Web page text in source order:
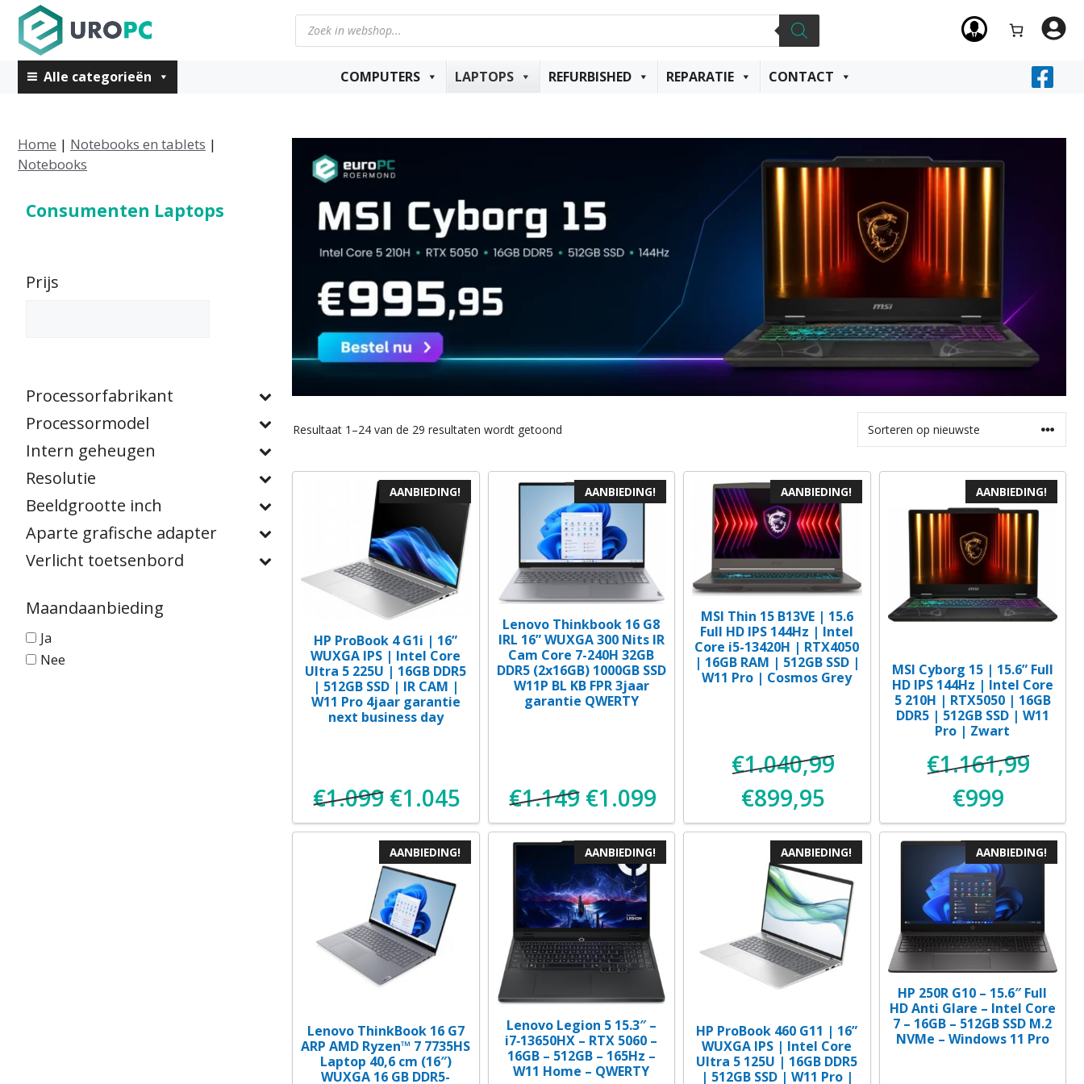
inhoud
Producten
zoeken
Alle categorieën COMPUTERS LAPTOPS REFURBISHED REPARATIE CONTACT
Resultaat 1–24 van de 29 resultaten wordt getoond
AANBIEDING!
HP ProBook 4 G1i | 16”
WUXGA IPS | Intel Core
Ultra 5 225U | 16GB DDR5
| 512GB SSD | IR CAM |
W11 Pro 4jaar garantie
next business day
€1.099 Oorspronkelijke
prijs
was:
€1.099.
€1.045 Huidige
prijs
is:
€1.045.
AANBIEDING!
Lenovo Thinkbook 16 G8
IRL 16” WUXGA 300 Nits IR
Cam Core 7-240H 32GB
DDR5 (2x16GB) 1000GB SSD
W11P BL KB FPR 3jaar
garantie QWERTY
€1.149 Oorspronkelijke
prijs
was:
€1.149.
€1.099Huidige
prijs
is:
AANBIEDING!
MSI Thin 15 B13VE | 15.6
Full HD IPS 144Hz | Intel
Core i5-13420H | RTX4050
| 16GB RAM | 512GB SSD |
W11 Pro | Cosmos Grey
€1.040,99
Oorspronkelijke
prijs
was:
€1.040,99.
€899,95Huidige
prijs
is:
€899,95.
AANBIEDING!
MSI Cyborg 15 | 15.6” Full
HD IPS 144Hz | Intel Core
5 210H | RTX5050 | 16GB
DDR5 | 512GB SSD | W11
Pro | Zwart
€1.161,99
prijs
was:
€1.161,99.
€999
prijs
is:
€999.
AANBIEDING!
Lenovo ThinkBook 16 G7
ARP AMD Ryzen™ 7 7735HS
Laptop 40,6 cm (16″)
WUXGA 16 GB DDR5-
AANBIEDING!
Lenovo Legion 5 15.3″ –
i7‑13650HX – RTX 5060 –
16GB – 512GB – 165Hz –
W11 Home – QWERTY
AANBIEDING!
HP ProBook 460 G11 | 16”
WUXGA IPS | Intel Core
Ultra 5 125U | 16GB DDR5
| 512GB SSD | W11 Pro |
AANBIEDING!
HP 250R G10 – 15.6″ Full
HD Anti Glare – Intel Core
7 – 16GB – 512GB SSD M.2
NVMe – Windows 11 Pro
Home | Notebooks en tablets |
Notebooks
Consumenten Laptops
Prijs
Processorfabrikant
Processormodel
Intern geheugen
Resolutie
Beeldgrootte inch
Aparte grafische adapter
Verlicht toetsenbord
Maandaanbieding
Ja
Nee